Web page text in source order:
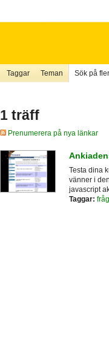
Taggar Teman Sök på
1 träff
Prenumerera på nya länkar
Testa dina
vänner i
javascript
Taggar: